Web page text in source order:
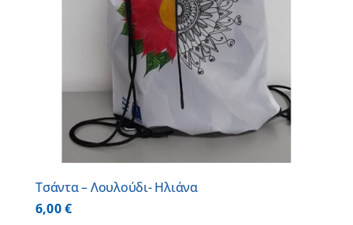
Τσάντα – Λουλούδι- Ηλιάνα
6,00€